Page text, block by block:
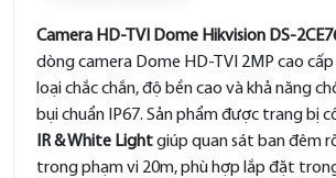
Camera HD-TVI Dome Hikvision DS-
dòng camera Dome HD-TVI 2MP cao
loại chắc chắn, độ bền cao và khả năng
bụi chuẩn IP67. Sản phẩm được trang bị
IR & White Lightgiúp quan sát ban đêm
trong phạm vi 20m, phù hợp lắp đặt